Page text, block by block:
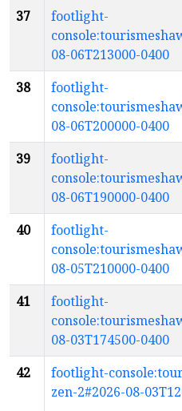
37
footlight-
08-06T213000-0400
38
footlight-
08-06T200000-0400
39
footlight-
08-06T190000-0400
40
footlight-
08-05T210000-0400
41
footlight-
08-03T174500-0400
42
footlight-
zen-2#2026-08-